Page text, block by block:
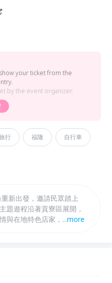
your ticket from the
by the event organizer.
行 福隆 自行車
新出發，邀請民眾踏上
題遊程沿著貢寮區展開，
與在地特色店家，特別規
色，帶領大家感受屬於東
...more